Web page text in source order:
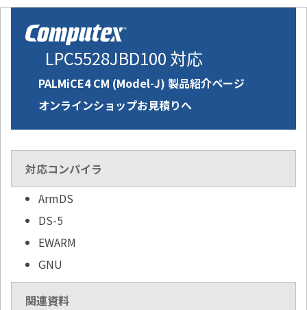
LPC5528JBD100 対応
PALMiCE4 CM (Model-J) 製品紹介ページ
オンラインショップお見積りへ
対応コンパイラ
ArmDS
DS-5
EWARM
GNU
関連資料